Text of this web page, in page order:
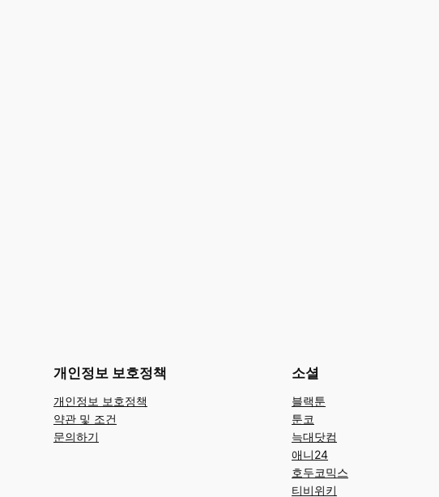
개인정보 보호정책
개인정보 보호정책
약관 및 조건
문의하기
소셜
블랙툰
툰코
늑대닷컴
애니24
호두코믹스
티비위키